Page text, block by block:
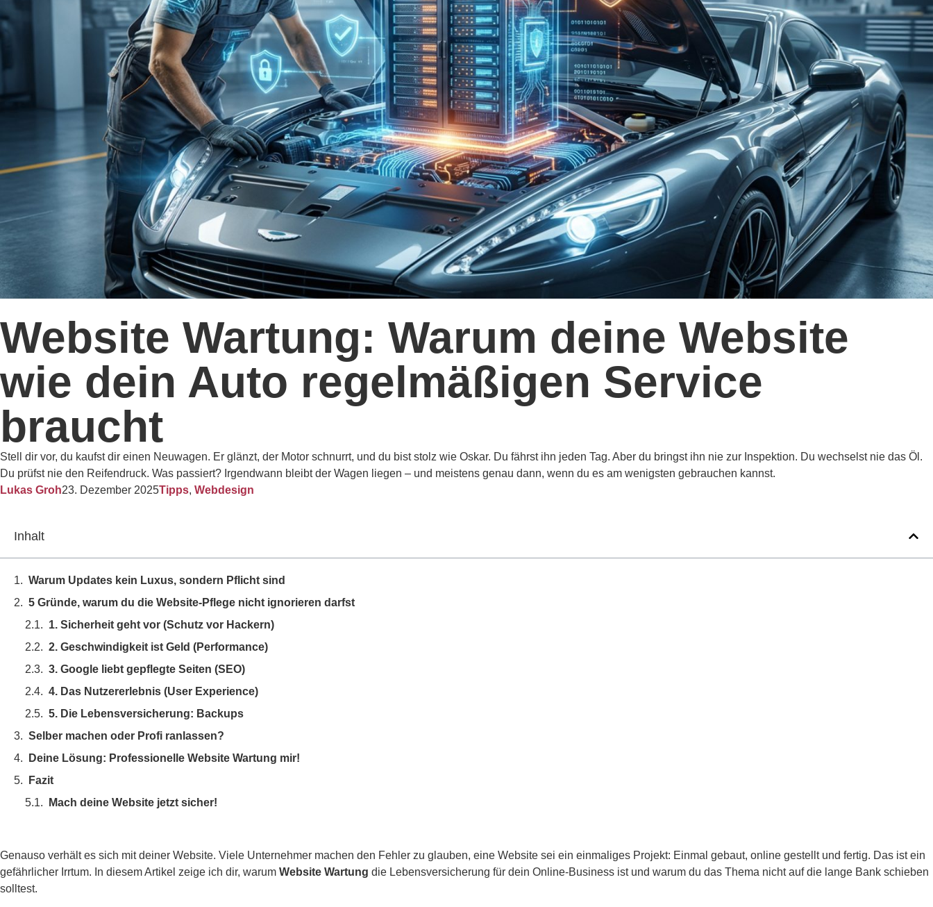
Website Wartung: Warum deine Website
wie dein Auto regelmäßigen Service
braucht
Stell dir vor, du kaufst dir einen Neuwagen. Er glänzt, der Motor schnurrt, und du bist stolz wie Oskar. Du fährst ihn jeden Tag. Aber du bringst ihn nie zur Inspektion. Du wechselst nie das Öl.
Du prüfst nie den Reifendruck. Was passiert? Irgendwann bleibt der Wagen liegen – und meistens genau dann, wenn du es am wenigsten gebrauchen kannst.
Lukas Groh23. Dezember 2025Tipps, Webdesign
Inhalt
Warum Updates kein Luxus, sondern Pflicht sind
5 Gründe, warum du die Website-Pflege nicht ignorieren darfst
1. Sicherheit geht vor (Schutz vor Hackern)
2. Geschwindigkeit ist Geld (Performance)
3. Google liebt gepflegte Seiten (SEO)
4. Das Nutzererlebnis (User Experience)
5. Die Lebensversicherung: Backups
Selber machen oder Profi ranlassen?
Deine Lösung: Professionelle Website Wartung mir!
Fazit
Mach deine Website jetzt sicher!
Genauso verhält es sich mit deiner Website. Viele Unternehmer machen den Fehler zu glauben, eine Website sei ein einmaliges Projekt: Einmal gebaut, online gestellt und fertig. Das ist ein
gefährlicher Irrtum. In diesem Artikel zeige ich dir, warum Website Wartung die Lebensversicherung für dein Online-Business ist und warum du das Thema nicht auf die lange Bank schieben
solltest.